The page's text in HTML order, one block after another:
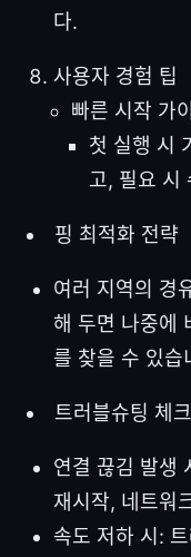
다.
사용자 경험 팁
빠른 시작 가
첫 실행 시
고, 필요 시
핑 최적화 전략
여러 지역의 경
해 두면 나중에
를 찾을 수 있습
트러블슈팅 체
연결 끊김 발생
재시작, 네트워
속도 저하 시: